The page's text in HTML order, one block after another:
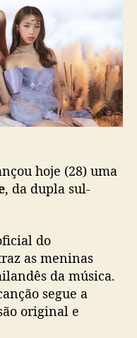
Z
E
L
L
E
l
a
n
v
e
ã
o
e
m
t
a
hoje (28) uma
, da dupla sul-
do
as meninas
da música.
segue a
original e